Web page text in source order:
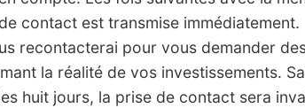
contact est transmise immédiatement.
recontacterai pour vous demander
la réalité de vos investissements.
huit jours, la prise de contact sera